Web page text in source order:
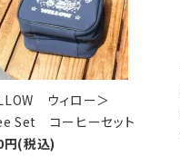
ウィロー＞
Set コーヒーセット
(税込)